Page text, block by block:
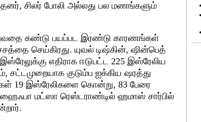
சிலர் போலி அல்லது பல மணங்களும்
கண்டு பயப்பட இரண்டு காரணங்கள்
செய்கிரது. யுவல் டிஷ்கின், ஷின்பெத்
எதிராக ஈடுபட்ட 225 இஸ்ரேலிய
சட்டமுறையாக குடும்ப ஐக்கிய ஷரத்து
19 இஸ்ரேலிகளை கொன்று, 83 பேரை
ஹைஃபா மட்ஸா ரெஸ்டராண்டில் ஹமாஸ் சார்பில்